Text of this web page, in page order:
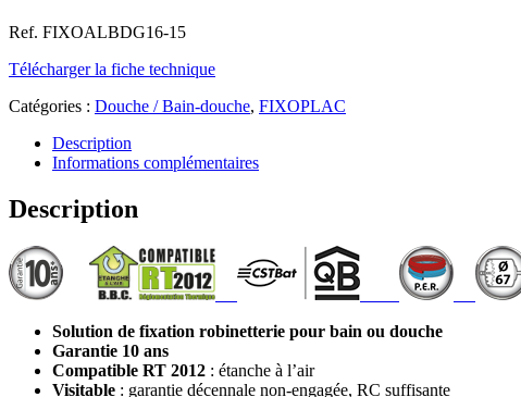
Ref. FIXOALBDG16-15
Télécharger la fiche technique
Catégories : Douche / Bain-douche, FIXOPLAC
Description
Informations complémentaires
Description
Solution de fixation robinetterie pour bain ou douche
Garantie 10 ans
Compatible RT 2012 : étanche à l’air
Visitable : garantie décennale non-engagée, RC suffisante